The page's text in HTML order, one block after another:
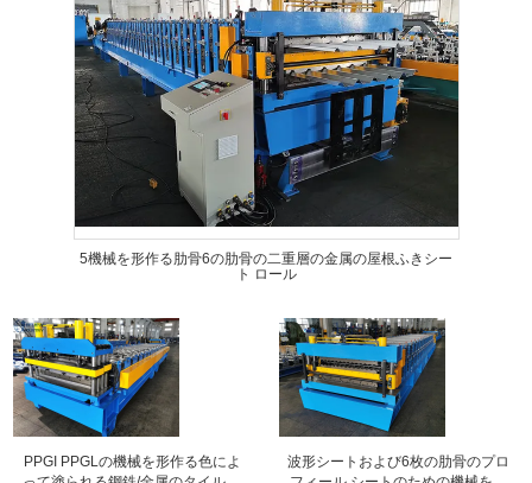
5機械を形作る肋骨6の肋骨の二重層の金属の屋根ふきシー
ト ロール
PPGI PPGLの機械を形作る色によ
波形シートおよび6枚の肋骨のプロ